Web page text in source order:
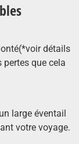
détails
que cela
large éventail
votre voyage.